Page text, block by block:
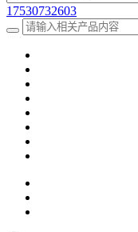
17530732603